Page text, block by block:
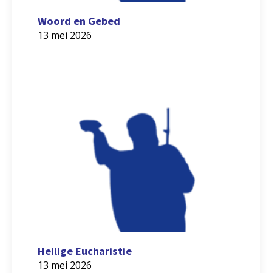
Woord en Gebed
13 mei 2026
Heilige Eucharistie
13 mei 2026